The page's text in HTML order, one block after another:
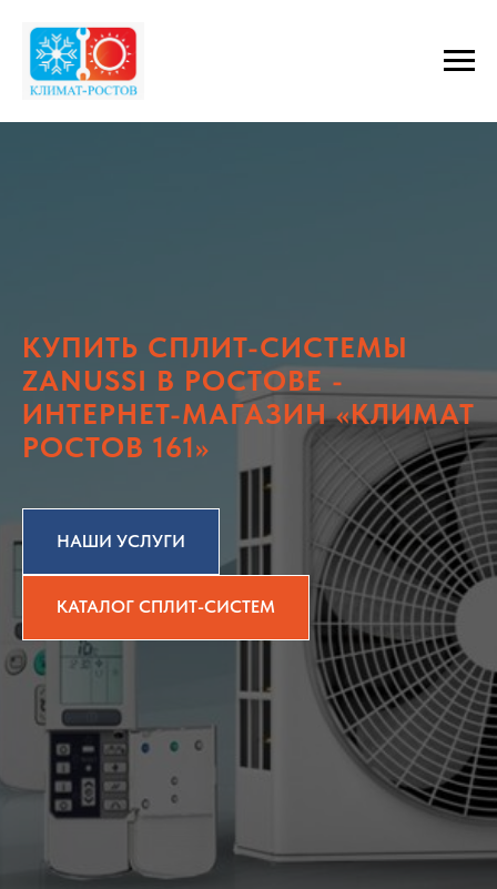
КУПИТЬ СПЛИТ-СИСТЕМЫ
ZANUSSI В РОСТОВЕ -
ИНТЕРНЕТ-МАГАЗИН «КЛИМАТ
РОСТОВ 161»
НАШИ УСЛУГИ
КАТАЛОГ СПЛИТ-СИСТЕМ